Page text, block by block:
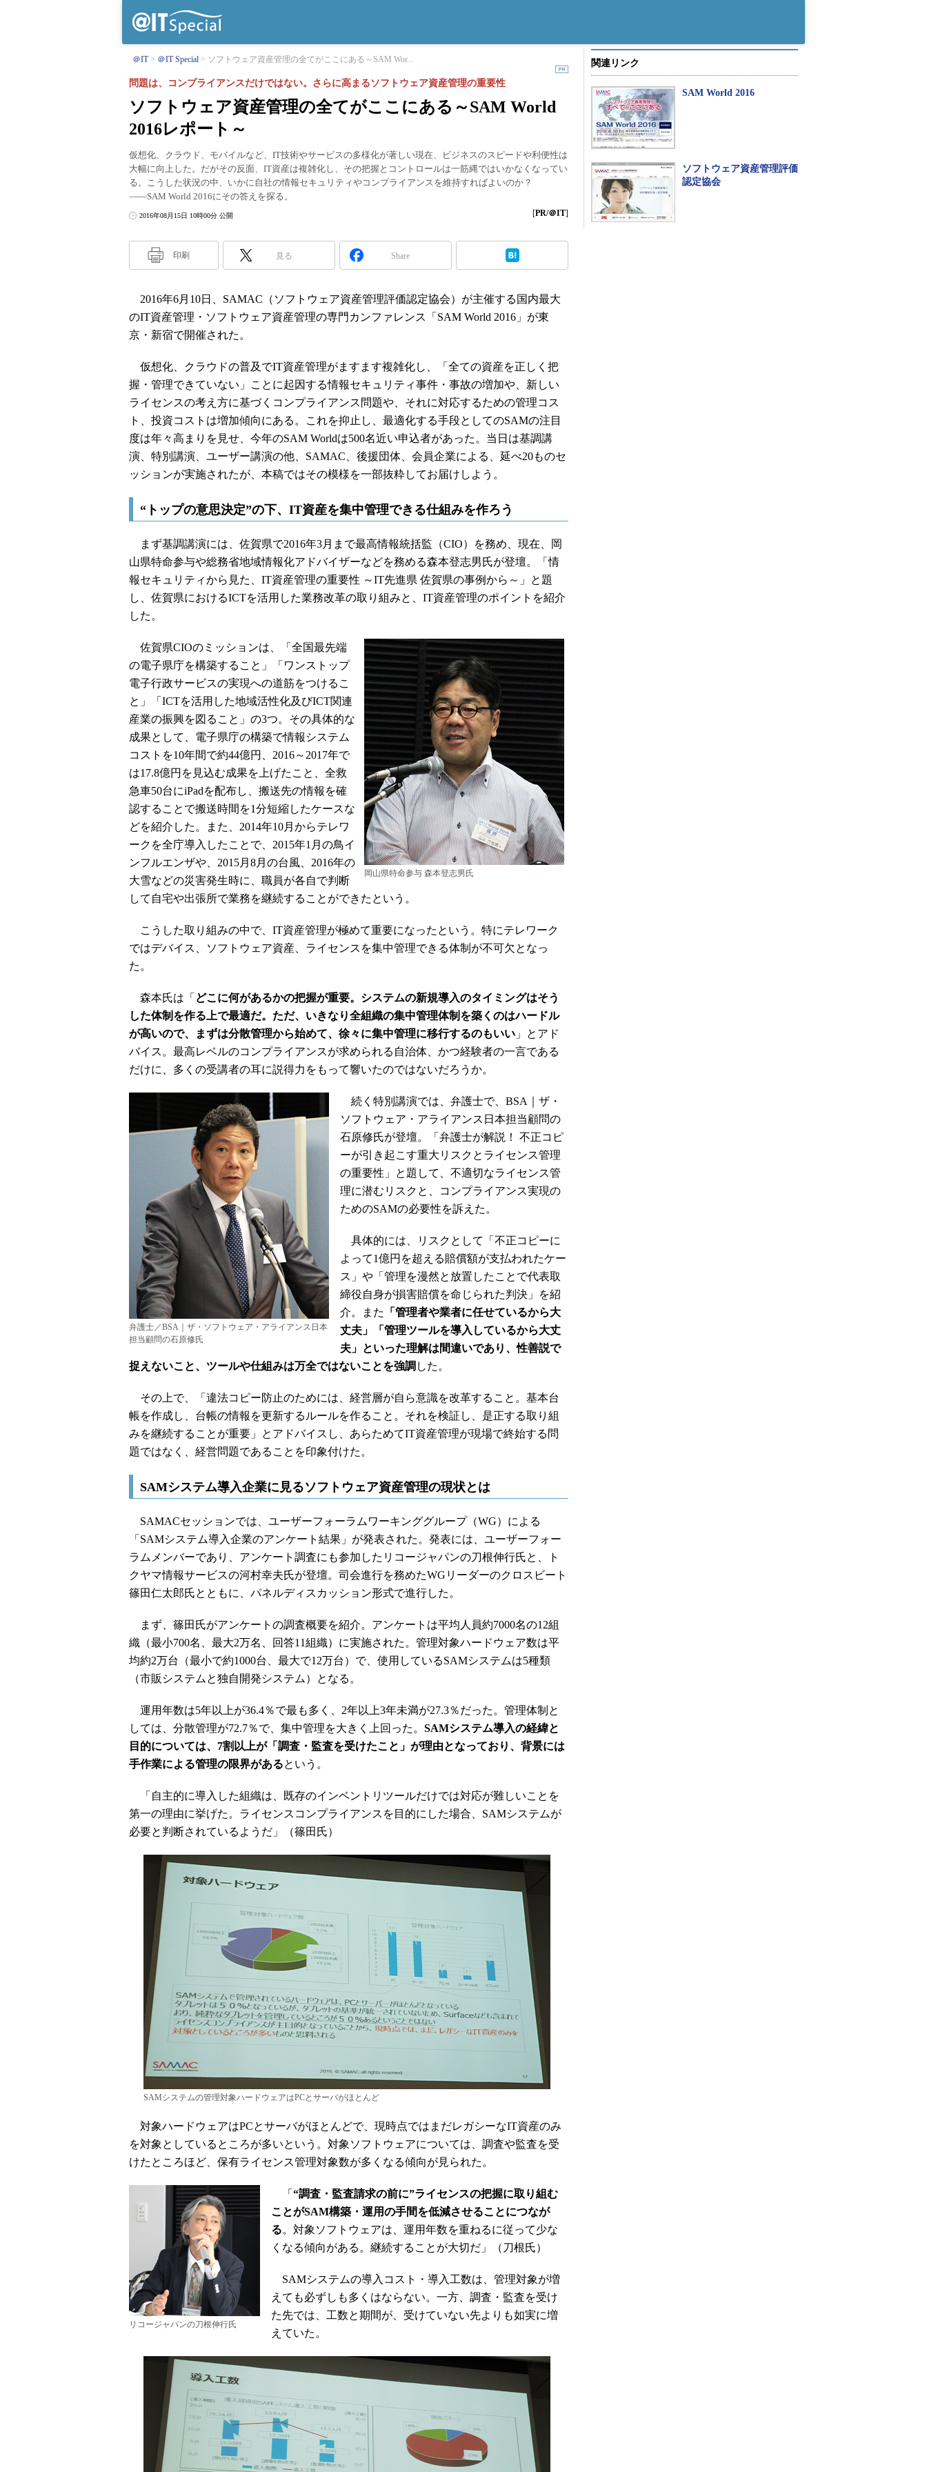
＠IT ＠IT Special ソフトウェア資産管理の全てがここにある～SAM Wor...
ソフトウェア資産管理の全てがここにある～SAM World
2016レポート～
問題は、コンプライアンスだけではない。さらに高まるソフトウェア資産管理の重要性
仮想化、クラウド、モバイルなど、IT技術やサービスの多様化が著しい現在、ビジネスのスピードや利便性は
大幅に向上した。だがその反面、IT資産は複雑化し、その把握とコントロールは一筋縄ではいかなくなってい
る。こうした状況の中、いかに自社の情報セキュリティやコンプライアンスを維持すればよいのか？
――SAM World 2016にその答えを探る。
2016年08月15日 10時00分 公開 [PR/＠IT]
印刷 見る Share
2016年6月10日、SAMAC（ソフトウェア資産管理評価認定協会）が主催する国内最大
のIT資産管理・ソフトウェア資産管理の専門カンファレンス「SAM World 2016」が東
京・新宿で開催された。
仮想化、クラウドの普及でIT資産管理がますます複雑化し、「全ての資産を正しく把
握・管理できていない」ことに起因する情報セキュリティ事件・事故の増加や、新しい
ライセンスの考え方に基づくコンプライアンス問題や、それに対応するための管理コス
ト、投資コストは増加傾向にある。これを抑止し、最適化する手段としてのSAMの注目
度は年々高まりを見せ、今年のSAM Worldは500名近い申込者があった。当日は基調講
演、特別講演、ユーザー講演の他、SAMAC、後援団体、会員企業による、延べ20ものセ
ッションが実施されたが、本稿ではその模様を一部抜粋してお届けしよう。
“トップの意思決定”の下、IT資産を集中管理できる仕組みを作ろう
まず基調講演には、佐賀県で2016年3月まで最高情報統括監（CIO）を務め、現在、岡
山県特命参与や総務省地域情報化アドバイザーなどを務める森本登志男氏が登壇。「情
報セキュリティから見た、IT資産管理の重要性 ～IT先進県 佐賀県の事例から～」と題
し、佐賀県におけるICTを活用した業務改革の取り組みと、IT資産管理のポイントを紹介
した。
岡山県特命参与 森本登志男氏
佐賀県CIOのミッションは、「全国最先端
の電子県庁を構築すること」「ワンストップ
電子行政サービスの実現への道筋をつけるこ
と」「ICTを活用した地域活性化及びICT関連
産業の振興を図ること」の3つ。その具体的な
成果として、電子県庁の構築で情報システム
コストを10年間で約44億円、2016～2017年で
は17.8億円を見込む成果を上げたこと、全救
急車50台にiPadを配布し、搬送先の情報を確
認することで搬送時間を1分短縮したケースな
どを紹介した。また、2014年10月からテレワ
ークを全庁導入したことで、2015年1月の鳥イ
ンフルエンザや、2015月8月の台風、2016年の
大雪などの災害発生時に、職員が各自で判断
して自宅や出張所で業務を継続することができたという。
こうした取り組みの中で、IT資産管理が極めて重要になったという。特にテレワーク
ではデバイス、ソフトウェア資産、ライセンスを集中管理できる体制が不可欠となっ
た。
森本氏は「 どこに何があるかの把握が重要。システムの新規導入のタイミングはそう
した体制を作る上で最適だ。ただ、いきなり全組織の集中管理体制を築くのはハードル
が高いので、まずは分散管理から始めて、徐々に集中管理に移行するのもいい 」とアド
バイス。最高レベルのコンプライアンスが求められる自治体、かつ経験者の一言である
だけに、多くの受講者の耳に説得力をもって響いたのではないだろうか。
弁護士／BSA｜ザ・ソフトウェア・アライアンス日本
担当顧問の石原修氏
続く特別講演では、弁護士で、BSA｜ザ・
ソフトウェア・アライアンス日本担当顧問の
石原修氏が登壇。「弁護士が解説！ 不正コピ
ーが引き起こす重大リスクとライセンス管理
の重要性」と題して、不適切なライセンス管
理に潜むリスクと、コンプライアンス実現の
ためのSAMの必要性を訴えた。
具体的には、リスクとして「不正コピーに
よって1億円を超える賠償額が支払われたケー
ス」や「管理を漫然と放置したことで代表取
締役自身が損害賠償を命じられた判決」を紹
介。また
「管理者や業者に任せているから大
丈夫」「管理ツールを導入しているから大丈
夫」といった理解は間違いであり、性善説で
捉えないこと、ツールや仕組みは万全ではないことを強調 した。
その上で、「違法コピー防止のためには、経営層が自ら意識を改革すること。基本台
帳を作成し、台帳の情報を更新するルールを作ること。それを検証し、是正する取り組
みを継続することが重要」とアドバイスし、あらためてIT資産管理が現場で終始する問
題ではなく、経営問題であることを印象付けた。
SAMシステム導入企業に見るソフトウェア資産管理の現状とは
SAMACセッションでは、ユーザーフォーラムワーキンググループ（WG）による
「SAMシステム導入企業のアンケート結果」が発表された。発表には、ユーザーフォー
ラムメンバーであり、アンケート調査にも参加したリコージャパンの刀根伸行氏と、ト
クヤマ情報サービスの河村幸夫氏が登壇。司会進行を務めたWGリーダーのクロスビート
篠田仁太郎氏とともに、パネルディスカッション形式で進行した。
まず、篠田氏がアンケートの調査概要を紹介。アンケートは平均人員約7000名の12組
織（最小700名、最大2万名、回答11組織）に実施された。管理対象ハードウェア数は平
均約2万台（最小で約1000台、最大で12万台）で、使用しているSAMシステムは5種類
（市販システムと独自開発システム）となる。
運用年数は5年以上が36.4％で最も多く、2年以上3年未満が27.3％だった。管理体制と
しては、分散管理が72.7％で、集中管理を大きく上回った。 SAMシステム導入の経緯と
目的については、7割以上が「調査・監査を受けたこと」が理由となっており、背景には
手作業による管理の限界があるという。
「自主的に導入した組織は、既存のインベントリツールだけでは対応が難しいことを
第一の理由に挙げた。ライセンスコンプライアンスを目的にした場合、SAMシステムが
必要と判断されているようだ」（篠田氏）
SAMシステムの管理対象ハードウェアはPCとサーバがほとんど
対象ハードウェアはPCとサーバがほとんどで、現時点ではまだレガシーなIT資産のみ
を対象としているところが多いという。対象ソフトウェアについては、調査や監査を受
けたところほど、保有ライセンス管理対象数が多くなる傾向が見られた。
リコージャパンの刀根伸行氏
「 “調査・監査請求の前に”ライセンスの把握に取り組む
ことがSAM構築・運用の手間を低減させることにつなが
る。対象ソフトウェアは、運用年数を重ねるに従って少な
くなる傾向がある。継続することが大切だ」（刀根氏）
SAMシステムの導入コスト・導入工数は、管理対象が増
えても必ずしも多くはならない。一方、調査・監査を受け
た先では、工数と期間が、受けていない先よりも如実に増
えていた。
関連リンク
SAM World 2016
ソフトウェア資産管理評価
認定協会